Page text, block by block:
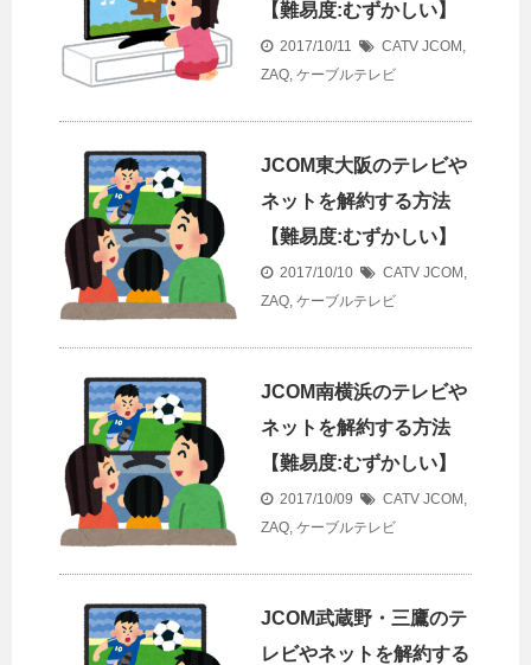
【難易度:むずかしい】
2017/10/11 CATV JCOM ,
ZAQ, ケーブルテレビ
JCOM東大阪のテレビや
ネットを解約する方法
【難易度:むずかしい】
2017/10/10 CATV JCOM ,
ZAQ, ケーブルテレビ
JCOM南横浜のテレビや
ネットを解約する方法
【難易度:むずかしい】
2017/10/09 CATV JCOM ,
ZAQ, ケーブルテレビ
JCOM武蔵野・三鷹のテ
レビやネットを解約する